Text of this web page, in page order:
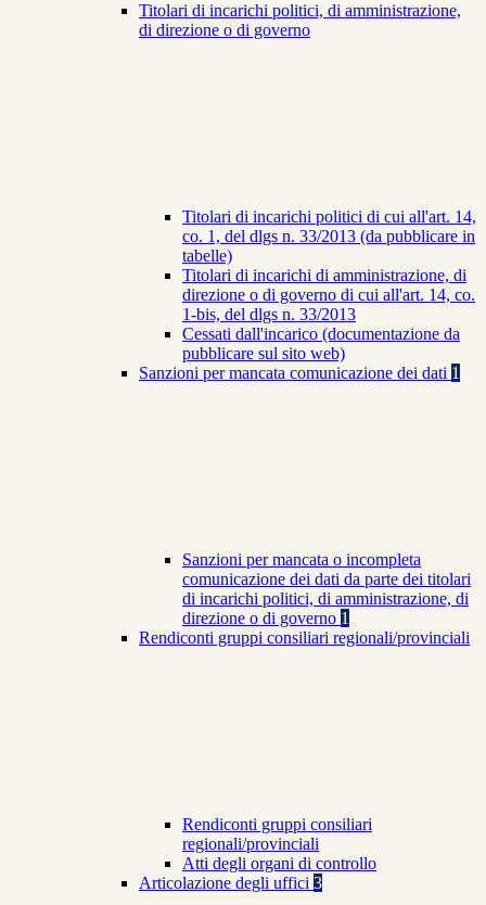
Titolari di incarichi politici, di amministrazione,
di direzione o di governo
Titolari di incarichi politici di cui all'art. 14,
co. 1, del dlgs n. 33/2013 (da pubblicare in
tabelle)
Titolari di incarichi di amministrazione, di
direzione o di governo di cui all'art. 14, co.
1-bis, del dlgs n. 33/2013
Cessati dall'incarico (documentazione da
pubblicare sul sito web)
Sanzioni per mancata comunicazione dei dati 1
Sanzioni per mancata o incompleta
comunicazione dei dati da parte dei titolari
di incarichi politici, di amministrazione, di
direzione o di governo 1
Rendiconti gruppi consiliari regionali/provinciali
Rendiconti gruppi consiliari
regionali/provinciali
Atti degli organi di controllo
Articolazione degli uffici 3